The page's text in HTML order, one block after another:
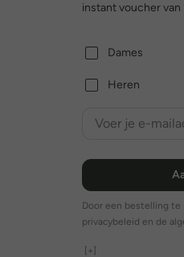
instant voucher van
Dames
Heren
Door een bestelling te
privacybeleid en de
[+]